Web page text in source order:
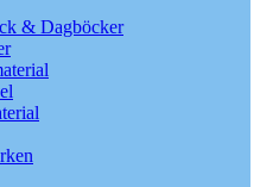
& Dagböcker